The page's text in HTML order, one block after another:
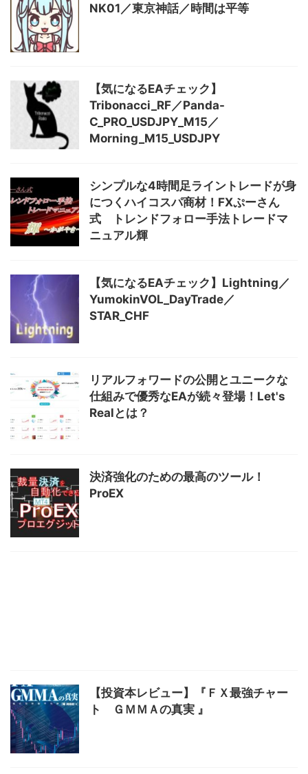
NK01／東京神話／時間は平等
【気になるEAチェック】
Tribonacci_RF／Panda-
C_PRO_USDJPY_M15／
Morning_M15_USDJPY
シンプルな4時間足ライントレードが身
につくハイコスパ商材！FXぷーさん
式 トレンドフォロー手法トレードマ
ニュアル輝
【気になるEAチェック】Lightning／
YumokinVOL_DayTrade／
STAR_CHF
リアルフォワードの公開とユニークな
仕組みで優秀なEAが続々登場！Let's
Realとは？
決済強化のための最高のツール！
ProEX
【投資本レビュー】『ＦＸ最強チャー
ト ＧＭＭＡの真実 』